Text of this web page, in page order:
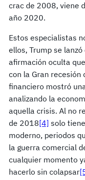
crac de 2008, viene
año 2020.
Estos especialistas
ellos, Trump se
afirmación oculta
con la Gran
financiero mostró
analizando la
aquella crisis. Al no
de 2018[4] solo
moderno, periodos
la guerra comercial
cualquier momento
hacerlo sin colapsar